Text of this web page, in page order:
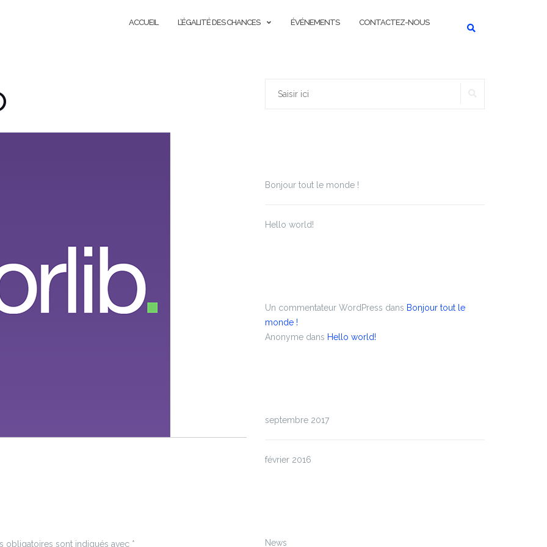
ACCUEIL L’ÉGALITÉ DES CHANCES ÉVÉNEMENTS CONTACTEZ-NOUS
obligatoires sont indiqués avec *
Rechercher :
Bonjour tout le monde !
Hello world!
Un commentateur WordPress dans Bonjour tout le
monde !
Anonyme dans Hello world!
septembre 2017
février 2016
News